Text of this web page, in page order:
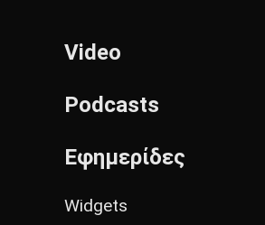
Video
Podcasts
Εφημερίδες
Widgets